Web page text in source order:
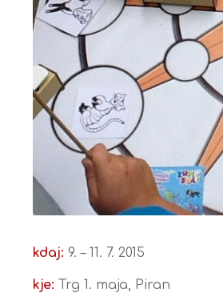
kdaj: 9. – 11. 7. 2015
kje: Trg 1. maja, Piran